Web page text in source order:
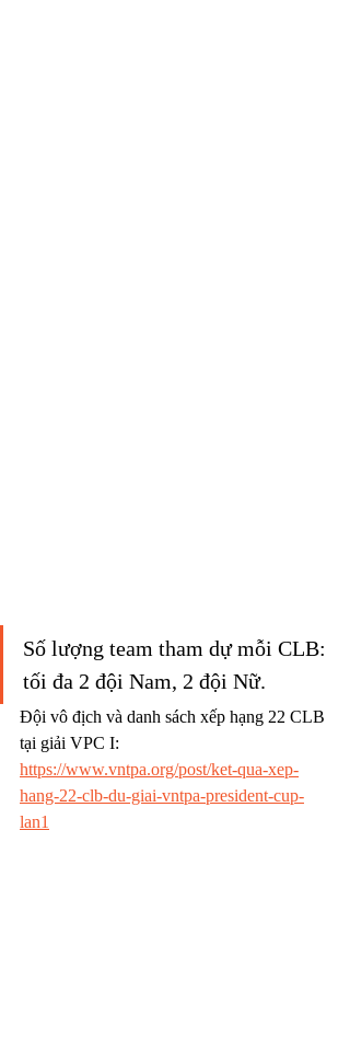
Số lượng team tham dự mỗi CLB:
tối đa 2 đội Nam, 2 đội Nữ.
Đội vô địch và danh sách xếp hạng 22 CLB
tại giải VPC I:
https://www.vntpa.org/post/ket-qua-xep-
hang-22-clb-du-giai-vntpa-president-cup-
lan1